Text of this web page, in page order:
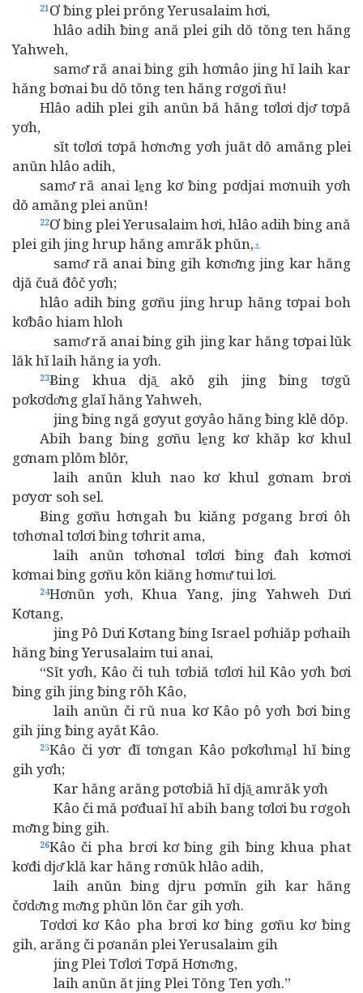
21Ơ ƀing plei prŏng Yerusalaim hơi,
hlâo adih ƀing ană plei gih dŏ tŏng ten hăng
Yahweh,
samơ̆ ră anai ƀing gih hơmâo jing hĭ laih kar
hăng bơnai ƀu dŏ tŏng ten hăng rơgơi ñu!
Hlâo adih plei gih anŭn bă hăng tơlơi djơ̆ tơpă
yơh,
sĭt tơlơi tơpă hơnơ̆ng yơh juăt dŏ amăng plei
anŭn hlâo adih,
samơ̆ ră anai le̱ng kơ ƀing pơdjai mơnuih yơh
dŏ amăng plei anŭn!
22Ơ ƀing plei Yerusalaim hơi, hlâo adih ƀing ană
plei gih jing hrup hăng amrăk phŭn,⚓
samơ̆ ră anai ƀing gih kơnơ̆ng jing kar hăng
djă čuă đôč yơh;
hlâo adih ƀing gơñu jing hrup hăng tơpai boh
kơƀâo hiam hloh
samơ̆ ră anai ƀing gih jing kar hăng tơpai lŭk
lăk hĭ laih hăng ia yơh.
23Ƀing khua djă̱ akŏ gih jing ƀing tơgŭ
pơkơdơ̆ng glaĭ hăng Yahweh,
jing ƀing ngă gơyut gơyâo hăng ƀing klĕ dŏp.
Abih bang ƀing gơñu le̱ng kơ khăp kơ khul
gơnam plŏm ƀlŏr,
laih anŭn kluh nao kơ khul gơnam brơi
pơyơr soh sel.
Ƀing gơñu hơngah ƀu kiăng pơgang brơi ôh
tơhơnal tơlơi ƀing tơhrit ama,
laih anŭn tơhơnal tơlơi ƀing đah kơmơi
kơmai ƀing gơñu kŏn kiăng hơmư̆ tui lơi.
24Hơnŭn yơh, Khua Yang, jing Yahweh Dưi
Kơtang,
jing Pô Dưi Kơtang ƀing Israel pơhiăp pơhaih
hăng ƀing Yerusalaim tui anai,
“Sĭt yơh, Kâo či tuh tơbiă tơlơi hil Kâo yơh ƀơi
ƀing gih jing ƀing rŏh Kâo,
laih anŭn či rŭ nua kơ Kâo pô yơh ƀơi ƀing
gih jing ƀing ayăt Kâo.
25Kâo či yơr đĭ tơngan Kâo pơkơhma̱l hĭ ƀing
gih yơh;
Kar hăng arăng pơtơbiă hĭ djă̱ amrăk yơh
Kâo či mă pơđuaĭ hĭ abih bang tơlơi ƀu rơgoh
mơ̆ng ƀing gih.
26Kâo či pha brơi kơ ƀing gih ƀing khua phat
kơđi djơ̆ klă kar hăng rơnŭk hlâo adih,
laih anŭn ƀing djru pơmĭn gih kar hăng
čơdơ̆ng mơ̆ng phŭn lŏn čar gih yơh.
Tơdơi kơ Kâo pha brơi kơ ƀing gơñu kơ ƀing
gih, arăng či pơanăn plei Yerusalaim gih
jing Plei Tơlơi Tơpă Hơnơ̆ng,
laih anŭn ăt jing Plei Tŏng Ten yơh.”